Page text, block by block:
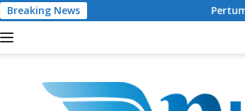
Breaking News Pertumbuhan 5,29 Persen,